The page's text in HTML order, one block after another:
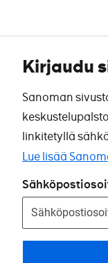
Kirjaudu
Sanoman
linkitetyllä
Lue lisää